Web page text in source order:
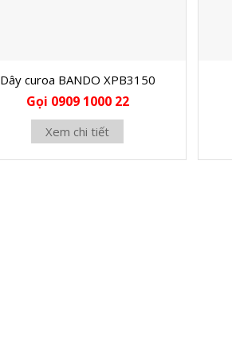
Dây curoa BANDO XPB3150
Gọi 0909 1000 22
Xem chi tiết